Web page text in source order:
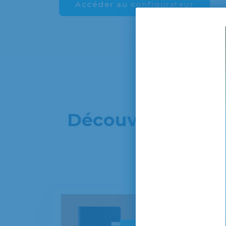
Accéder au configurateur
Découvrez